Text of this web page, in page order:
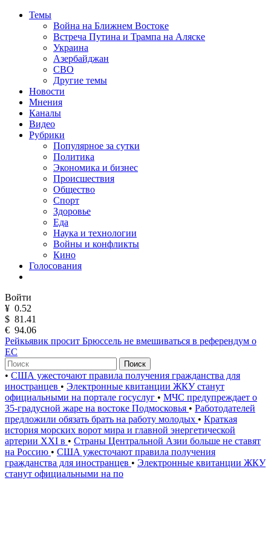
Темы
Война на Ближнем Востоке
Встреча Путина и Трампа на Аляске
Украина
Азербайджан
СВО
Другие темы
Новости
Мнения
Каналы
Видео
Рубрики
Популярное за сутки
Политика
Экономика и бизнес
Происшествия
Общество
Спорт
Здоровье
Еда
Наука и технологии
Войны и конфликты
Кино
Голосования
Войти
¥ 0.52
$ 81.41
€ 94.06
Рейкьявик просит Брюссель не вмешиваться в референдум о
ЕС
Поиск
• США ужесточают правила получения гражданства для
иностранцев • Электронные квитанции ЖКУ станут
официальными на портале госуслуг • МЧС предупреждает о
35-градусной жаре на востоке Подмосковья • Работодателей
предложили обязать брать на работу молодых • Краткая
история морских ворот мира и главной энергетической
артерии XXI в • Страны Центральной Азии больше не ставят
на Россию • США ужесточают правила получения
гражданства для иностранцев • Электронные квитанции ЖКУ
станут официальными на по